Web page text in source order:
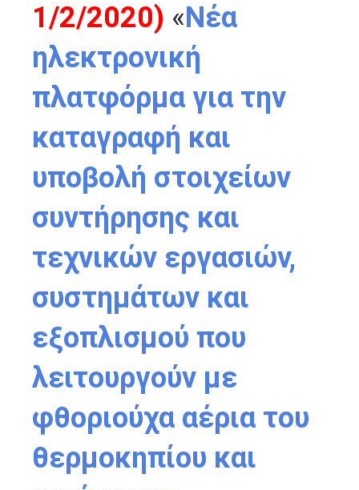
1/2/2020) «Νέα
ηλεκτρονική
πλατφόρμα για την
καταγραφή και
υποβολή στοιχείων
συντήρησης και
τεχνικών εργασιών,
συστημάτων και
εξοπλισμού που
λειτουργούν με
φθοριούχα αέρια του
θερμοκηπίου και